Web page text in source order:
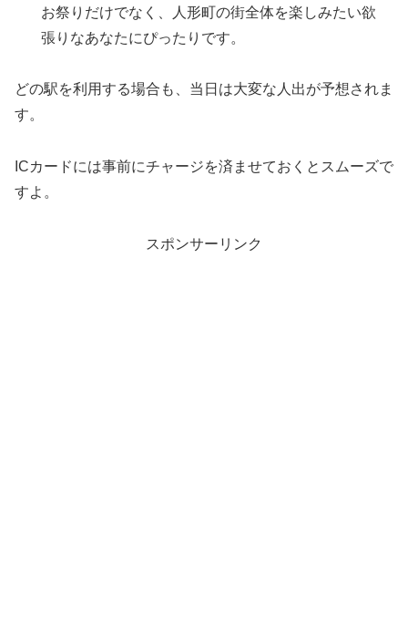
お祭りだけでなく、人形町の街全体を楽しみたい欲
張りなあなたにぴったりです。
どの駅を利用する場合も、当日は大変な人出が予想されま
す。
ICカードには事前にチャージを済ませておくとスムーズで
すよ。
スポンサーリンク